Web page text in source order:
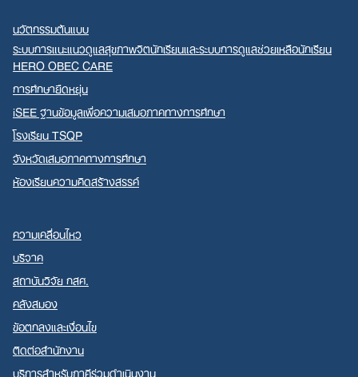
นวัตกรรมต้นแบบ
ระบบการแนะแนวดูแลสุขภาพจิตนักเรียนและระบบการดูแลช่วยเหลือนักเรียน
HERO OBEC CARE
การศึกษายืดหยุ่น
iSEE ฐานข้อมูลเพื่อความเสมอภาคทางการศึกษา
โรงเรียน TSQP
จังหวัดเสมอภาคทางการศึกษา
ห้องเรียนความคิดสร้างสรรค์
ความเคลื่อนไหว
บริจาค
สถาบันวิจัย กสศ.
คลังสมอง
ข้อตกลงและเงื่อนไข
ติดต่อสำนักงาน
บริการสำหรับภาคีร่วมดำเนินงาน